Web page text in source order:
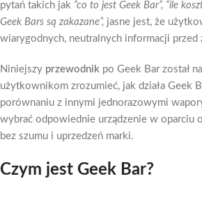
pytań takich jak “co to jest Geek Bar”, “ile
Geek Bars są zakazane”, jasne jest, że
wiarygodnych, neutralnych informacji przed
Niniejszy przewodnik po Geek Bar został
użytkownikom zrozumieć, jak działa Geek
porównaniu z innymi jednorazowymi
wybrać odpowiednie urządzenie w oparciu
bez szumu i uprzedzeń marki.
Czym jest Geek Bar?